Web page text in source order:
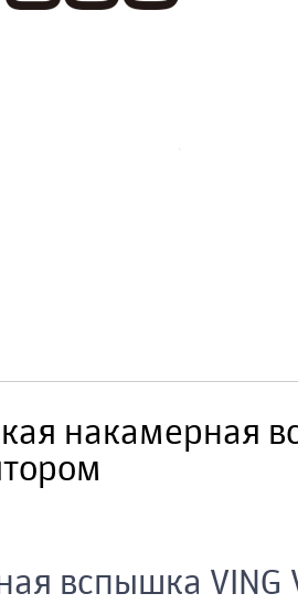
накамерная
вспышка VING